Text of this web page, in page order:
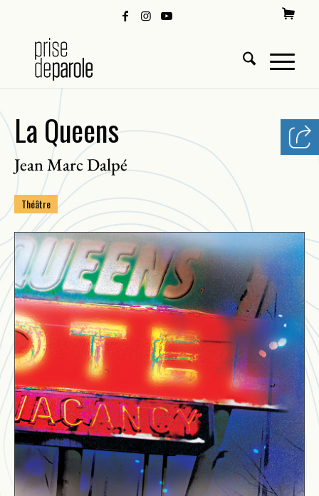
La Queens
Jean Marc Dalpé
Théâtre